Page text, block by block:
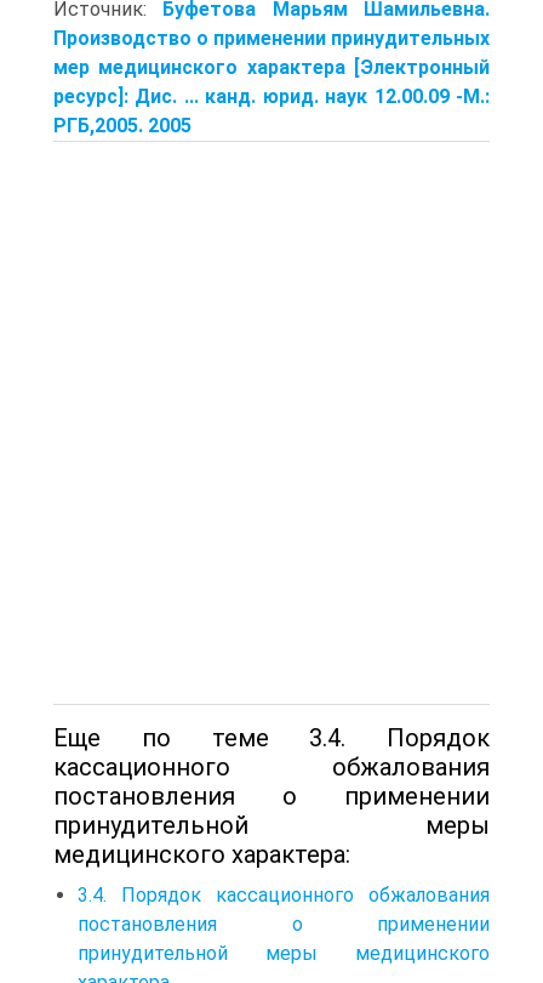
Источник: Буфетова Марьям Шамильевна.
Производство о применении принудительных
мер медицинского характера [Электронный
ресурс]: Дис. ... канд. юрид. наук 12.00.09 -М.:
РГБ,2005. 2005
Еще по теме 3.4. Порядок
кассационного обжалования
постановления о применении
принудительной меры
медицинского характера:
3.4. Порядок кассационного обжалования
постановления о применении
принудительной меры медицинского